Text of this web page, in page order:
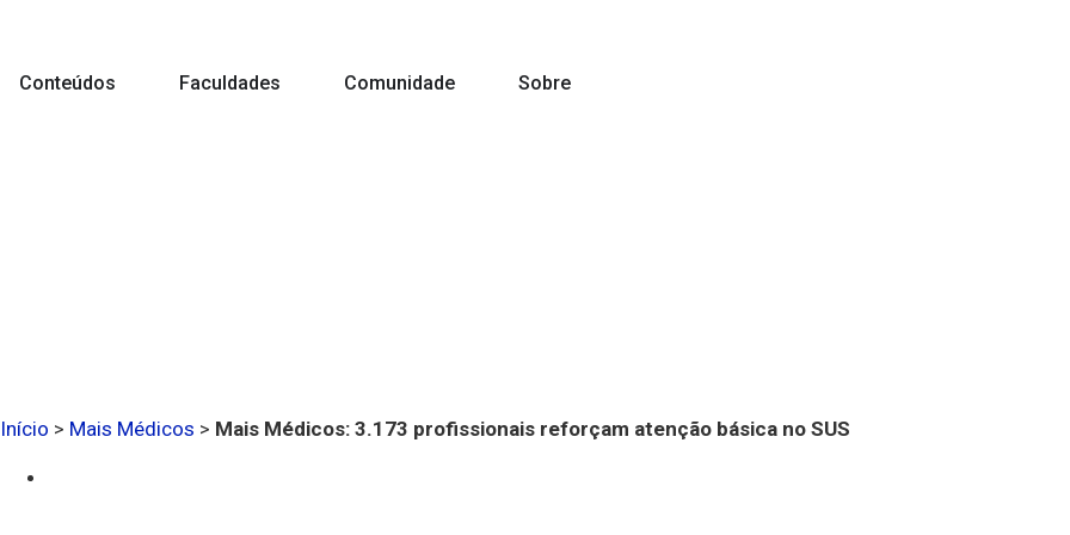
Conteúdos Faculdades Comunidade Sobre
Início > Mais Médicos > Mais Médicos: 3.173 profissionais reforçam atenção básica no SUS